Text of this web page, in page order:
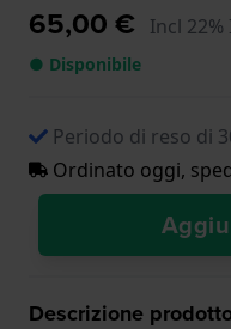
65,00 € Incl 22%
● Disponibile
Periodo di reso di
Ordinato oggi,
Descrizione